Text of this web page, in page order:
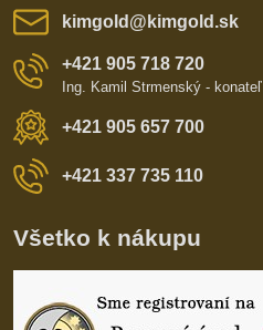
kimgold​@kimgold​.sk
+421 905 718 720
Ing. Kamil Strmenský - konateľ
+421 905 657 700
+421 337 735 110
Všetko k nákupu